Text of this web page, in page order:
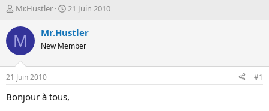
A
t
e
r
d
e
l
Mr.Hustler
D
t
d
é
u
21 Juin 2010
M Mr.Hustler
New Member
21 Juin 2010 #1
Bonjour à tous,